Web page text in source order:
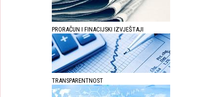
PRORAČUN I FINACIJSKI IZVJEŠTAJI
TRANSPARENTNOST